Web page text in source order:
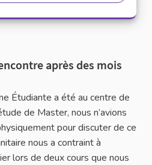
après des mois
Étudiante a été au centre de
de Master, nous n’avions
pour discuter de ce
nous a contraint à
lors de deux cours que nous